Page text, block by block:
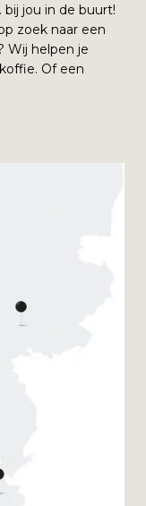
bij jou in de buurt!
zoek naar een
Wij helpen je
Of een